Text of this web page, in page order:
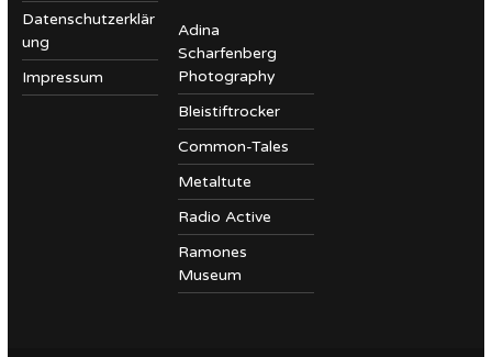
Datenschutzerklär
ung
Impressum
Adina
Scharfenberg
Photography
Bleistiftrocker
Common-Tales
Metaltute
Radio Active
Ramones
Museum